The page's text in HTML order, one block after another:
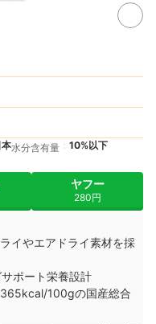
本水分含有量
10%以下
ヤフー
280円
イやエアドライ素材を採
ポート栄養設計
100gの国産総合